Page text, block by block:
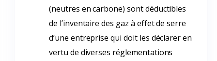
(neutres en carbone) sont déductibles
de l’inventaire des gaz à effet de serre
d’une entreprise qui doit les déclarer en
vertu de diverses réglementations